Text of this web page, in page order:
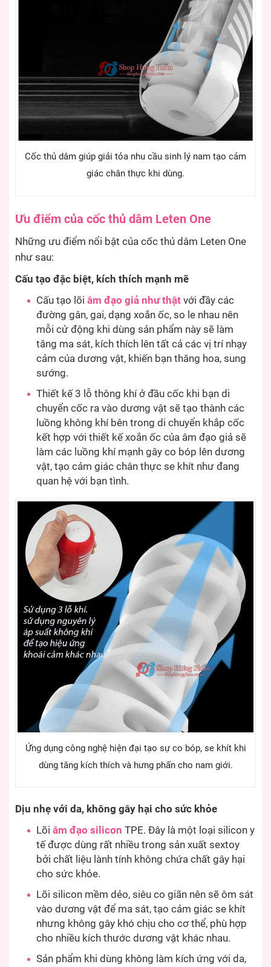
Cốc thủ dâm giúp giải tỏa nhu cầu sinh lý nam tạo cảm
giác chân thực khi dùng.
Ưu điểm của cốc thủ dâm Leten One
Những ưu điểm nổi bật của cốc thủ dâm Leten One
như sau:
Cấu tạo đặc biệt, kích thích mạnh mẽ
Cấu tạo lõi âm đạo giả như thật với đầy các
đường gân, gai, dạng xoắn ốc, so le nhau nên
mỗi cử động khi dùng sản phẩm này sẽ làm
tăng ma sát, kích thích lên tất cả các vị trí nhạy
cảm của dương vật, khiến bạn thăng hoa, sung
sướng.
Thiết kế 3 lỗ thông khí ở đầu cốc khi bạn di
chuyển cốc ra vào dương vật sẽ tạo thành các
luồng không khí bên trong di chuyển khắp cốc
kết hợp với thiết kế xoắn ốc của âm đạo giả sẽ
làm các luồng khí mạnh gây co bóp lên dương
vật, tạo cảm giác chân thực se khít như đang
quan hệ với bạn tình.
Ứng dụng công nghệ hiện đại tạo sự co bóp, se khít khi
dùng tăng kích thích và hưng phấn cho nam giới.
Dịu nhẹ với da, không gây hại cho sức khỏe
Lõi âm đạo silicon TPE. Đây là một loại silicon y
tế được dùng rất nhiều trong sản xuất sextoy
bởi chất liệu lành tính không chứa chất gây hại
cho sức khỏe.
Lõi silicon mềm dẻo, siêu co giãn nên sẽ ôm sát
vào dương vật để ma sát, tạo cảm giác se khít
nhưng không gây khó chịu cho cơ thể, phù hợp
cho nhiều kích thước dương vật khác nhau.
Sản phẩm khi dùng không làm kích ứng với da,